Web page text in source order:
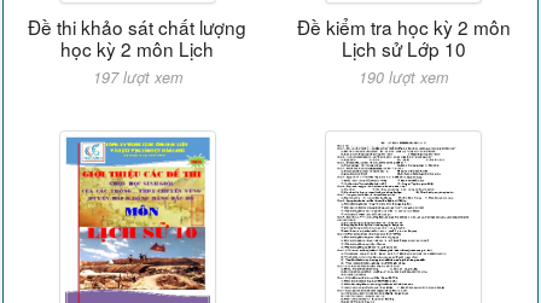
Đề thi khảo sát chất lượng
học kỳ 2 môn Lịch
197 lượt xem
Đề kiểm tra học kỳ 2 môn
Lịch sử Lớp 10
190 lượt xem